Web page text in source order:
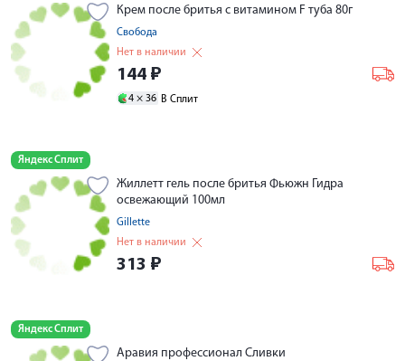
Крем после бритья с витамином F туба 80г
Свобода
Нет в наличии
144 ₽
4 × 36 В Сплит
Яндекс Сплит
Жиллетт гель после бритья Фьюжн Гидра
освежающий 100мл
Gillette
Нет в наличии
313 ₽
Яндекс Сплит
Аравия профессионал Сливки